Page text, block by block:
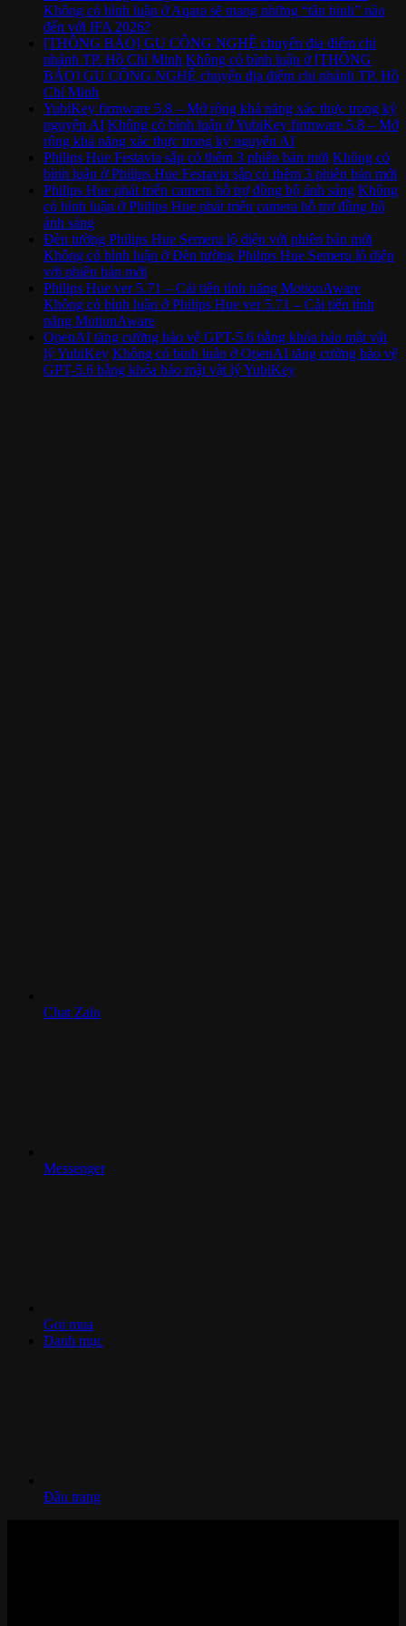
Không có bình luận ở Aqara sẽ mang những “tân binh” nào
đến với IFA 2026?
[THÔNG BÁO] GU CÔNG NGHỆ chuyển địa điểm chi
nhánh TP. Hồ Chí Minh Không có bình luận ở [THÔNG
BÁO] GU CÔNG NGHỆ chuyển địa điểm chi nhánh TP. Hồ
Chí Minh
YubiKey firmware 5.8 – Mở rộng khả năng xác thực trong kỷ
nguyên AI Không có bình luận ở YubiKey firmware 5.8 – Mở
rộng khả năng xác thực trong kỷ nguyên AI
Philips Hue Festavia sắp có thêm 3 phiên bản mới Không có
bình luận ở Philips Hue Festavia sắp có thêm 3 phiên bản mới
Philips Hue phát triển camera hỗ trợ đồng bộ ánh sáng Không
có bình luận ở Philips Hue phát triển camera hỗ trợ đồng bộ
ánh sáng
Đèn tường Philips Hue Semeru lộ diện với phiên bản mới
Không có bình luận ở Đèn tường Philips Hue Semeru lộ diện
với phiên bản mới
Philips Hue ver 5.71 – Cải tiến tính năng MotionAware
Không có bình luận ở Philips Hue ver 5.71 – Cải tiến tính
năng MotionAware
OpenAI tăng cường bảo vệ GPT-5.6 bằng khóa bảo mật vật
lý YubiKey Không có bình luận ở OpenAI tăng cường bảo vệ
GPT-5.6 bằng khóa bảo mật vật lý YubiKey
Chat Zalo
Messenger
Gọi mua
Danh mục
Đầu trang